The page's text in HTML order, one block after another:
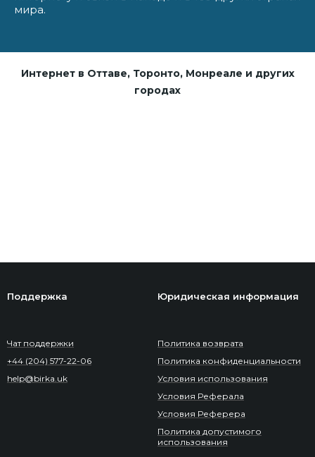
мира.
Интернет в Оттаве, Торонто, Монреале и других
городах
Поддержка
Чат поддержки
+44 (204) 577-22-06
help@birka.uk
Юридическая информация
Политика возврата
Политика конфиденциальности
Условия использования
Условия Реферала
Условия Реферера
Политика допустимого
использования